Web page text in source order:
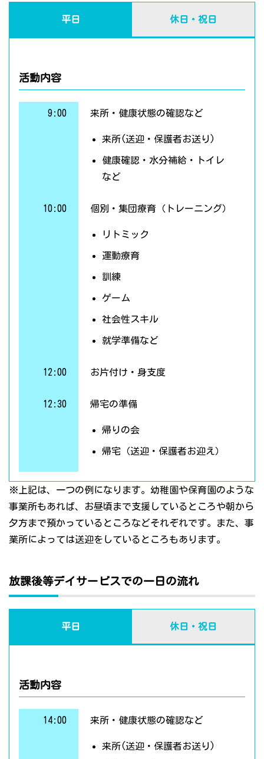
平日 休日・祝日
活動内容
9:00 来所・健康状態の確認など
来所(送迎・保護者お送り)
健康確認・水分補給・トイレ
など
10:00 個別・集団療育（トレーニング）
リトミック
運動療育
訓練
ゲーム
社会性スキル
就学準備など
12:00 お片付け・身支度
12:30 帰宅の準備
帰りの会
帰宅（送迎・保護者お迎え）
※上記は、一つの例になります。幼稚園や保育園のような
事業所もあれば、お昼頃まで支援しているところや朝から
夕方まで預かっているところなどそれぞれです。また、事
業所によっては送迎をしているところもあります。
放課後等デイサービスでの一日の流れ
平日 休日・祝日
活動内容
14:00 来所・健康状態の確認など
来所(送迎・保護者お送り)